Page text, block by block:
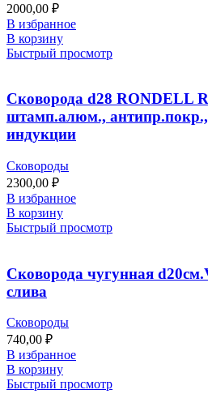
2000,00 ₽
В избранное
В корзину
Быстрый просмотр
Сковорода d28 RONDELL
штамп.алюм.,
индукции
Сковороды
2300,00 ₽
В избранное
В корзину
Быстрый просмотр
Сковорода чугунная
слива
Сковороды
740,00 ₽
В избранное
В корзину
Быстрый просмотр